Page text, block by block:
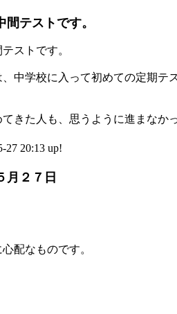
テストです。
ストです。
、中学校に入って初めての定期
きた人も、思うように進まな
20:13 up!
月２７日
配なものです。